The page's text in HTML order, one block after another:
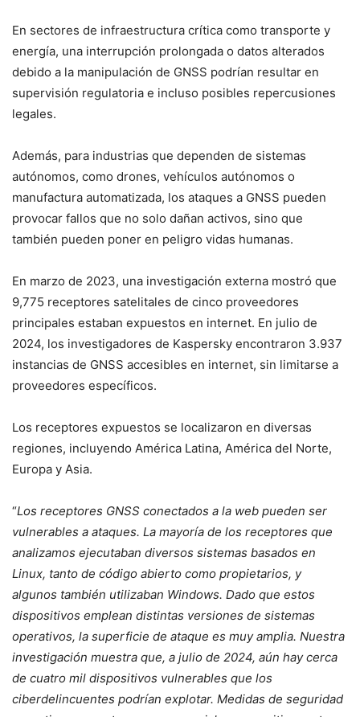
En sectores de infraestructura crítica como transporte y
energía, una interrupción prolongada o datos alterados
debido a la manipulación de GNSS podrían resultar en
supervisión regulatoria e incluso posibles repercusiones
legales.
Además, para industrias que dependen de sistemas
autónomos, como drones, vehículos autónomos o
manufactura automatizada, los ataques a GNSS pueden
provocar fallos que no solo dañan activos, sino que
también pueden poner en peligro vidas humanas.
En marzo de 2023, una investigación externa mostró que
9,775 receptores satelitales de cinco proveedores
principales estaban expuestos en internet. En julio de
2024, los investigadores de Kaspersky encontraron 3.937
instancias de GNSS accesibles en internet, sin limitarse a
proveedores específicos.
Los receptores expuestos se localizaron en diversas
regiones, incluyendo América Latina, América del Norte,
Europa y Asia.
“Los receptores GNSS conectados a la web pueden ser
vulnerables a ataques. La mayoría de los receptores que
analizamos ejecutaban diversos sistemas basados en
Linux, tanto de código abierto como propietarios, y
algunos también utilizaban Windows. Dado que estos
dispositivos emplean distintas versiones de sistemas
operativos, la superficie de ataque es muy amplia. Nuestra
investigación muestra que, a julio de 2024, aún hay cerca
de cuatro mil dispositivos vulnerables que los
ciberdelincuentes podrían explotar. Medidas de seguridad